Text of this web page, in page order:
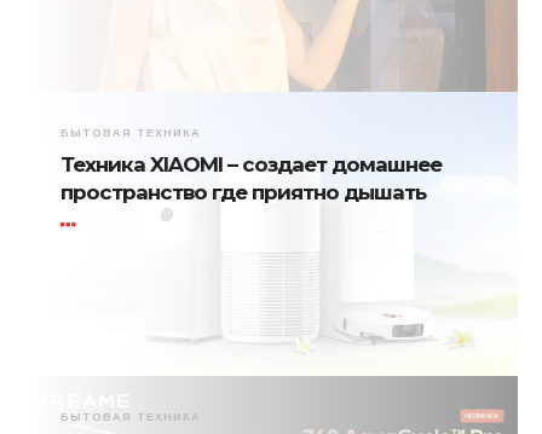
БЫТОВАЯ ТЕХНИКА
Техника XIAOMI – создает домашнее
пространство где приятно дышать
БЫТОВАЯ ТЕХНИКА